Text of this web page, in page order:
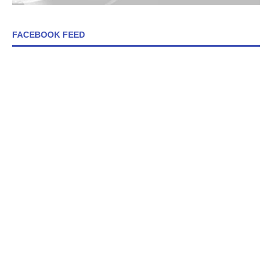
FACEBOOK FEED